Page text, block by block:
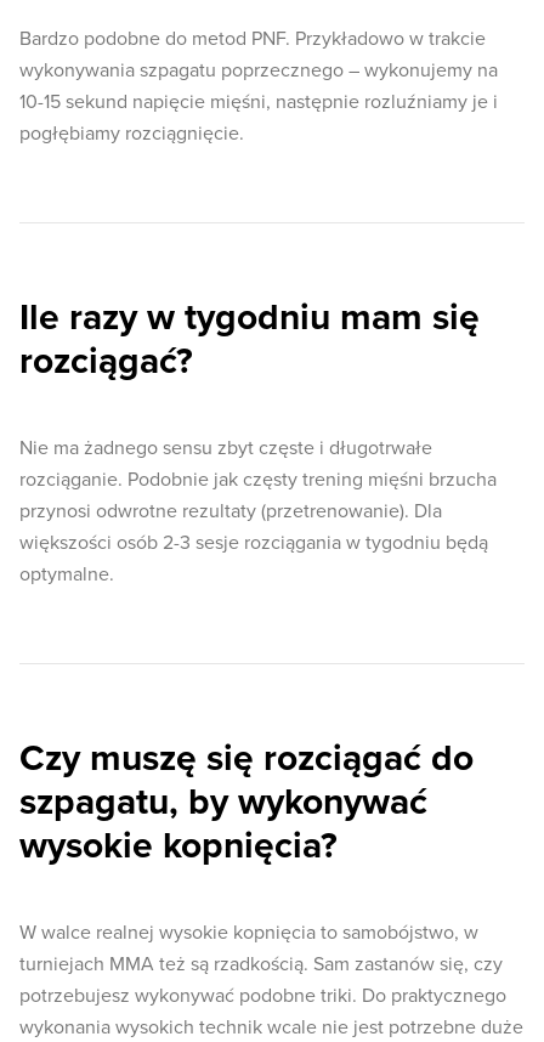
Bardzo podobne do metod PNF. Przykładowo w trakcie
wykonywania szpagatu poprzecznego – wykonujemy na
10-15 sekund napięcie mięśni, następnie rozluźniamy je i
pogłębiamy rozciągnięcie.
Ile razy w tygodniu mam się
rozciągać?
Nie ma żadnego sensu zbyt częste i długotrwałe
rozciąganie. Podobnie jak częsty trening mięśni brzucha
przynosi odwrotne rezultaty (przetrenowanie). Dla
większości osób 2-3 sesje rozciągania w tygodniu będą
optymalne.
Czy muszę się rozciągać do
szpagatu, by wykonywać
wysokie kopnięcia?
W walce realnej wysokie kopnięcia to samobójstwo, w
turniejach MMA też są rzadkością. Sam zastanów się, czy
potrzebujesz wykonywać podobne triki. Do praktycznego
wykonania wysokich technik wcale nie jest potrzebne duże